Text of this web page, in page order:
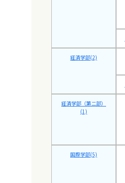
経済学部(2)
経済学部（第二部）
(1)
国際学部(5)